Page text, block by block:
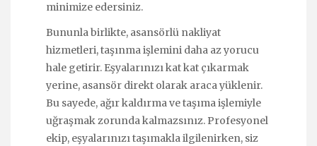
minimize edersiniz.
Bununla birlikte, asansörlü nakliyat
hizmetleri, taşınma işlemini daha az yorucu
hale getirir. Eşyalarınızı kat kat çıkarmak
yerine, asansör direkt olarak araca yüklenir.
Bu sayede, ağır kaldırma ve taşıma işlemiyle
uğraşmak zorunda kalmazsınız. Profesyonel
ekip, eşyalarınızı taşımakla ilgilenirken, siz